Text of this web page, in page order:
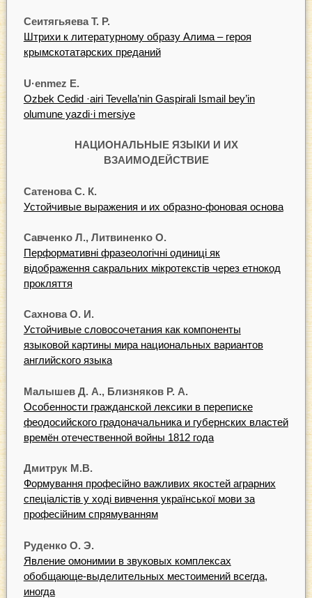
Сеитягьяева Т. Р.
Штрихи к литературному образу Алима – героя
крымскотатарских преданий
U·enmez E.
Ozbek Cedid ·airi Tevella’nin Gaspirali Ismail bey’in
olumune yazdi·i mersiye
НАЦИОНАЛЬНЫЕ ЯЗЫКИ И ИХ
ВЗАИМОДЕЙСТВИЕ
Сатенова С. К.
Устойчивые выражения и их образно-фоновая основа
Савченко Л., Литвиненко О.
Перформативні фразеологічні одиниці як
відображення сакральних мікротекстів через етнокод
прокляття
Сахнова О. И.
Устойчивые словосочетания как компоненты
языковой картины мира национальных вариантов
английского языка
Малышев Д. А., Близняков Р. А.
Особенности гражданской лексики в переписке
феодосийского градоначальника и губернских властей
времён отечественной войны 1812 года
Дмитрук М.В.
Формування професійно важливих якостей аграрних
спеціалістів у ході вивчення української мови за
професійним спрямуванням
Руденко О. Э.
Явление омонимии в звуковых комплексах
обобщающе-выделительных местоимений всегда,
иногда